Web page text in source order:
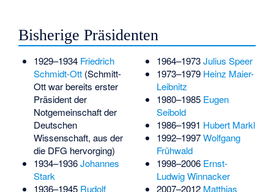
Bisherige Präsidenten
1929–1934 Friedrich
Schmidt-Ott(Schmitt-
Ott war bereits erster
Präsident der
Notgemeinschaft der
Deutschen
Wissenschaft, aus der
die DFG hervorging)
1934–1936Johannes
Stark
1936–1945 Rudolf
1964–1973Julius Speer
1973–1979 Heinz Maier-
Leibnitz
1980–1985 Eugen
Seibold
1986–1991 Hubert Markl
1992–1997Wolfgang
Frühwald
1998–2006 Ernst-
Ludwig Winnacker
2007–2012 Matthias